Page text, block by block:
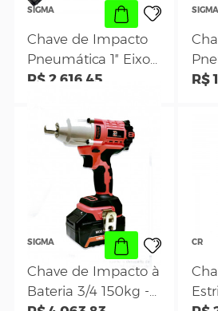
Veículo Mercedes-
CR 383
Chave de Impacto
Pneumática 1″ Eixo
Longo 235 KGF -
Sigma SGT 0562
R$ 2.616,45